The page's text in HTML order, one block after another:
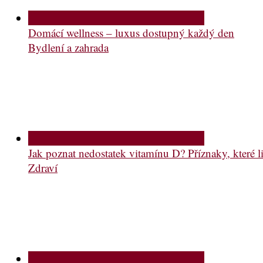
Domácí wellness – luxus dostupný každý den
Bydlení a zahrada
Jak poznat nedostatek vitamínu D? Příznaky, které
Zdraví